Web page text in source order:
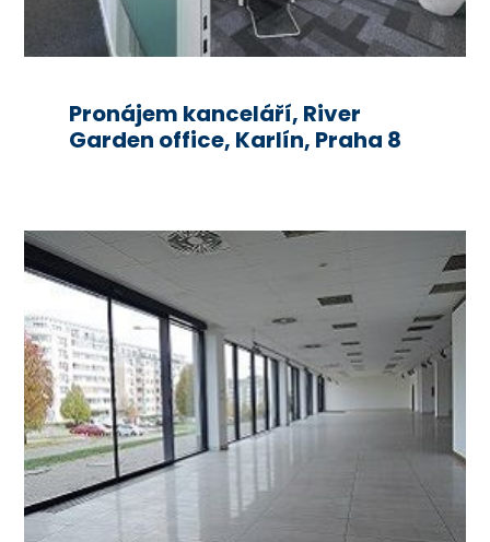
Pronájem kanceláří, River
Garden office, Karlín, Praha 8